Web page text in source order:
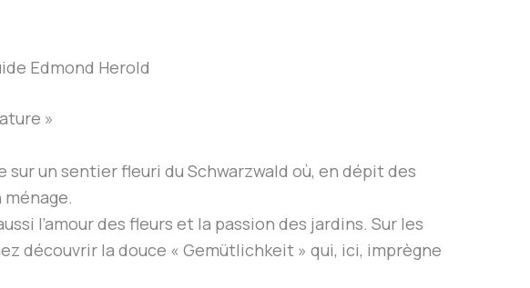
Edmond Herold
»
un sentier fleuri du Schwarzwald où, en dépit des
l’amour des fleurs et la passion des jardins. Sur les
découvrir la douce « Gemütlichkeit » qui, ici, imprègne